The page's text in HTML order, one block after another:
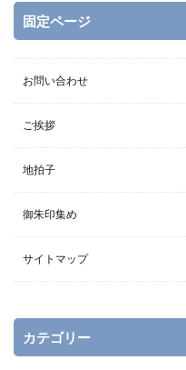
固定ページ
お問い合わせ
ご挨拶
地拍子
御朱印集め
サイトマップ
カテゴリー